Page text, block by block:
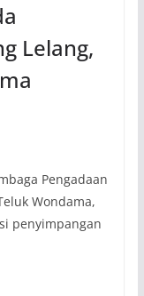
Lelang,
Pengadaan
Wondama,
penyimpangan